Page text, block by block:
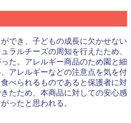
でき、子どもの成長に欠かせない
ラルチーズの周知を行えたため、
た。アレルギー商品のため園と細
アレルギーなどの注意点を気を付
べられるものであると保護者に対
たため、本商品に対しての安心感
ったと思われる。